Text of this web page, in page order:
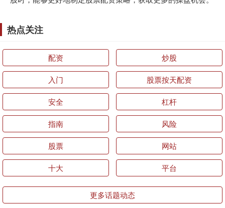
热点关注
配资 炒股
入门 股票按天配资
安全 杠杆
指南 风险
股票 网站
十大 平台
更多话题动态